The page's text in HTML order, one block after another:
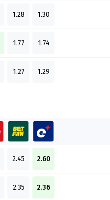
1.28 1.30
1.77 1.74
1.27 1.29
2.45 2.60
2.35 2.36